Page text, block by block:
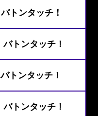
トンタッチ！
トンタッチ！
トンタッチ！
トンタッチ！